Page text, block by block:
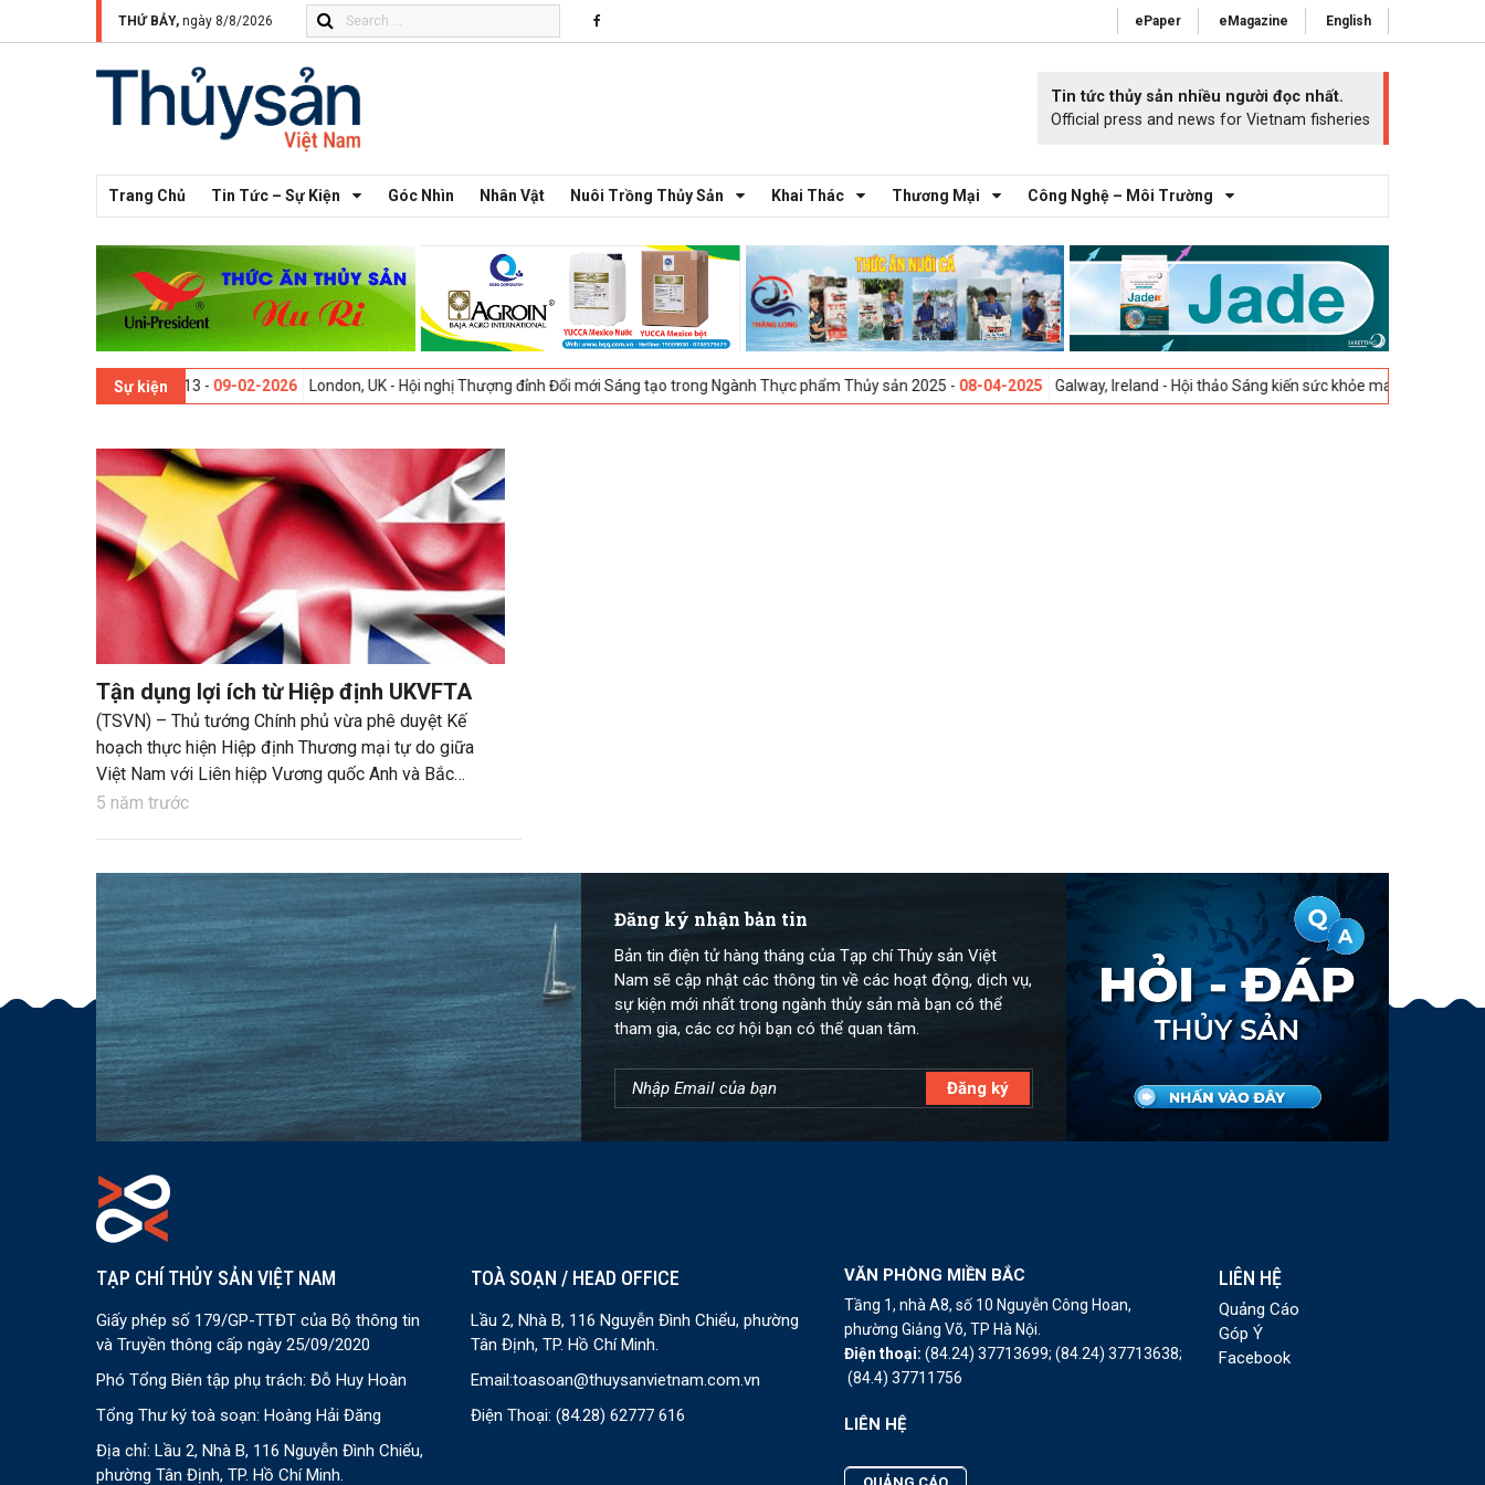
THỨ BẢY, ngày 8/8/2026 ePaper eMagazine English
Tin tức thủy sản nhiều người đọc nhất.
Official press and news for Vietnam fisheries
Trang Chủ Tin Tức – Sự Kiện Góc Nhìn Nhân Vật Nuôi Trồng Thủy Sản Khai Thác Thương Mại Công Nghệ – Môi Trường
Sự kiện
09-02-2026 London, UK - Hội nghị Thượng đỉnh Đổi mới Sáng tạo trong Ngành Thực phẩm Thủy sản 2025 - 08-04-2025 Galway, Ireland - Hội thảo Sáng kiến sức khỏe mang cá 2025 -23-04-2025
Tận dụng lợi ích từ Hiệp định UKVFTA
(TSVN) – Thủ tướng Chính phủ vừa phê duyệt Kế
hoạch thực hiện Hiệp định Thương mại tự do giữa
Việt Nam với Liên hiệp Vương quốc Anh và Bắc
Ireland (UKVFTA). Trong đó, chú trọng việc hỗ trợ
5 năm trước
Đăng ký nhận bản tin
Bản tin điện tử hàng tháng của Tạp chí Thủy sản Việt
Nam sẽ cập nhật các thông tin về các hoạt động, dịch vụ,
sự kiện mới nhất trong ngành thủy sản mà bạn có thể
tham gia, các cơ hội bạn có thể quan tâm.
TẠP CHÍ THỦY SẢN VIỆT NAM
Giấy phép số 179/GP-TTĐT của Bộ thông tin
và Truyền thông cấp ngày 25/09/2020
Phó Tổng Biên tập phụ trách: Đỗ Huy Hoàn
Tổng Thư ký toà soạn: Hoàng Hải Đăng
Địa chỉ: Lầu 2, Nhà B, 116 Nguyễn Đình Chiểu,
phường Tân Định, TP. Hồ Chí Minh.
TOÀ SOẠN / HEAD OFFICE
Lầu 2, Nhà B, 116 Nguyễn Đình Chiểu, phường
Tân Định, TP. Hồ Chí Minh.
Email:toasoan@thuysanvietnam.com.vn
Điện Thoại: (84.28) 62777 616
VĂN PHÒNG MIỀN BẮC
Tầng 1, nhà A8, số 10 Nguyễn Công Hoan,
phường Giảng Võ, TP Hà Nội.
Điện thoại:(84.24) 37713699;(84.24) 37713638;
(84.4) 37711756
LIÊN HỆ
LIÊN HỆ
Quảng Cáo
Góp Ý
Facebook